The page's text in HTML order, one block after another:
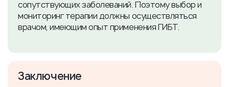
сопутствующих заболеваний. Поэтому выбор и
мониторинг терапии должны осуществляться
врачом, имеющим опыт применения ГИБТ.
Заключение